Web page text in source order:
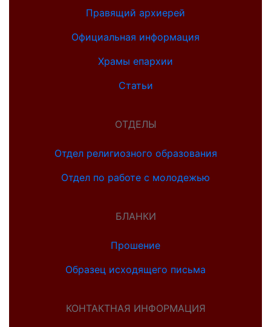
Правящий архиерей
Официальная информация
Храмы епархии
Статьи
ОТДЕЛЫ
Отдел религиозного образования
Отдел по работе с молодежью
БЛАНКИ
Прошение
Образец исходящего письма
КОНТАКТНАЯ ИНФОРМАЦИЯ